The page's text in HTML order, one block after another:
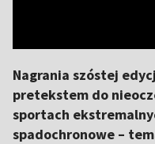
Nagrania szóstej
pretekstem do
sportach
spadochronowe –